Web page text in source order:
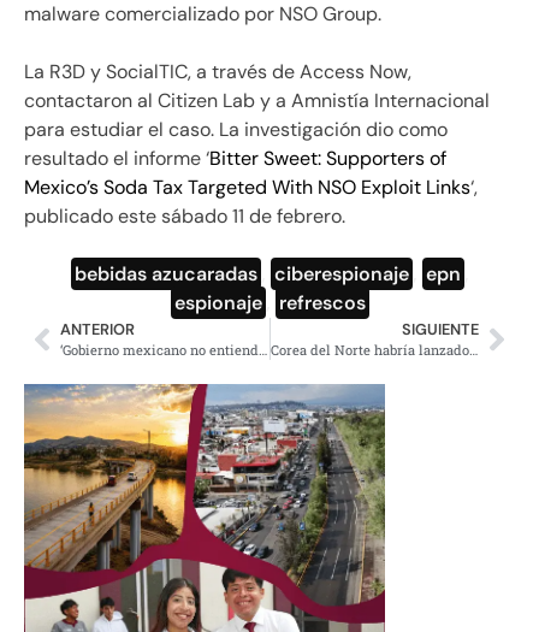
malware comercializado por NSO Group.
La R3D y SocialTIC, a través de Access Now,
contactaron al Citizen Lab y a Amnistía Internacional
para estudiar el caso. La investigación dio como
resultado el informe ‘Bitter Sweet: Supporters of
Mexico’s Soda Tax Targeted With NSO Exploit Links‘,
publicado este sábado 11 de febrero.
bebidas azucaradas ciberespionaje epn
espionaje
refrescos
ANTERIOR
‘Gobierno mexicano no entiende la estrategia de Trump’: AMLO
SIGUIENTE
Corea del Norte habría lanzado misil en dirección al mar de Japón